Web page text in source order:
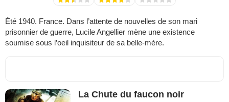
Été 1940. France. Dans l’attente de nouvelles de son mari
prisonnier de guerre, Lucile Angellier mène une existence
soumise sous l’oeil inquisiteur de sa belle-mère.
La Chute du faucon noir